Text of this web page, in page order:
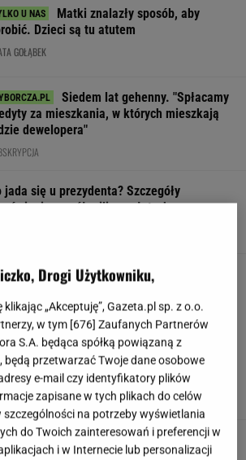
Matki znalazły sposób, aby
Dzieci są tu atutem
GOŁĄBEK
Siedem lat gehenny. "Spłacamy
za mieszkania, w których mieszkają
dewelopera"
jada się u prezydenta? Szczegóły
za pół miliona złotych
zdjęcie Johna Goodmana trafiło do
Aktor schudł 90 kg
reaguje na krytykę po debacie u
Co na to Polsat?
Drogi Użytkowniku,
„Akceptuję”, Gazeta.pl sp. z o.o.
w tym [676] Zaufanych Partnerów
S.A. będąca spółką powiązaną z
będą przetwarzać Twoje dane osobowe
e-mail czy identyfikatory plików
zapisane w tych plikach do celów
na potrzeby wyświetlania
do Twoich zainteresowań i preferencji w
i w Internecie lub personalizacji